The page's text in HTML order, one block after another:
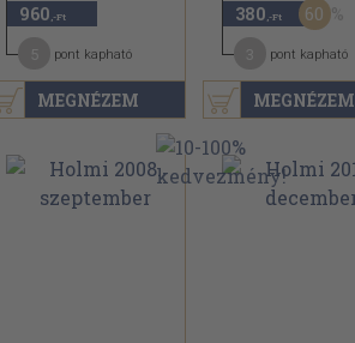
MEGNÉZEM
960 ,-Ft
pont kapható
MEGNÉZEM
380 ,-Ft 60
pont kapható